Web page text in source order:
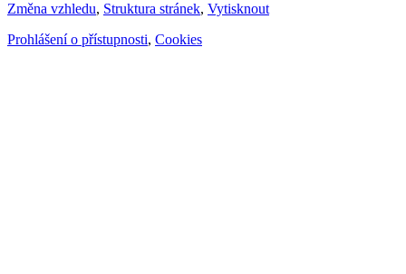
Změna vzhledu, Struktura stránek, Vytisknout
Prohlášení o přístupnosti, Cookies